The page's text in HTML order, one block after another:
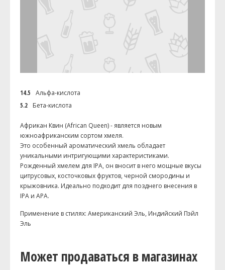
14.5
Альфа-кислота
5.2
Бета-кислота
Африкан Квин (African Queen) - является новым
южноафриканским сортом хмеля.
Это особенный ароматический хмель обладает
уникальными интригующими характеристиками.
Рожденный хмелем для IPA, он вносит в него мощные вкусы
цитрусовых, косточковых фруктов, черной смородины и
крыжовника. Идеально подходит для позднего внесения в
IPA и APA.
Применение в стилях: Американский Эль, Индийский Пэйл
Эль
Может продаваться в магазинах